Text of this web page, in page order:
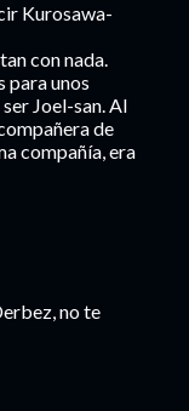
Kurosawa-
con nada.
para unos
Joel-san. Al
de
compañía, era
no te